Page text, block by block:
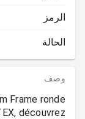
الرمز
الحالة
وصف
découvrez